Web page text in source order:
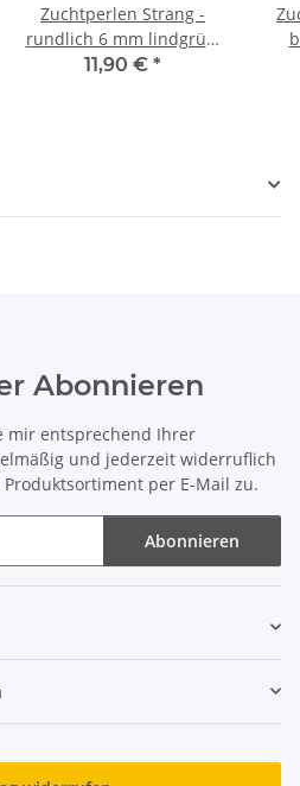
Zuchtperlen Strang -
rundlich 6 mm lindgrün,
Länge 41 cm /7082
11,90 € *
Abonnieren
mir entsprechend Ihrer
und jederzeit widerruflich
per E-Mail zu.
Abonnieren